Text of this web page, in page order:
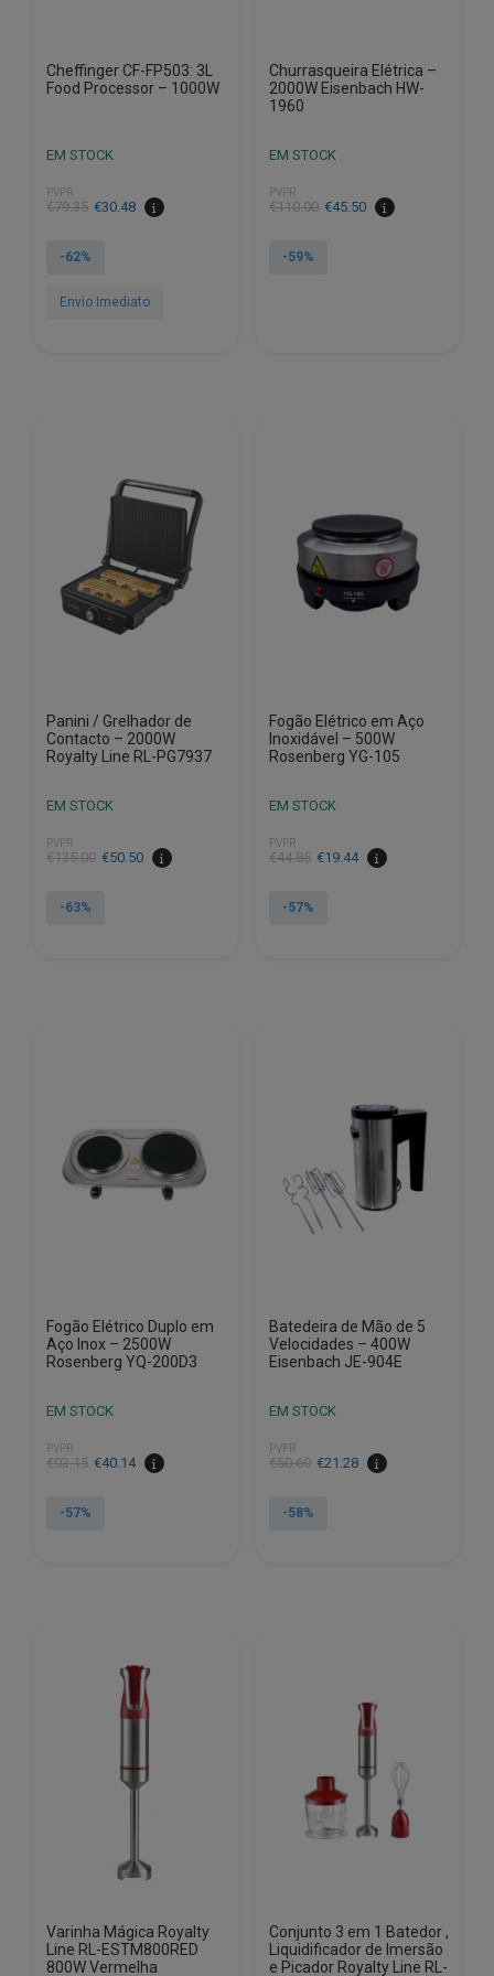
Cheffinger CF-FP503: 3L
Food Processor – 1000W
EM STOCK
PVPR
€79.35
O
original
€79.35.
€30.48
O
atual
€30.48.
-62%
Envio Imediato
Churrasqueira Elétrica –
2000W Eisenbach HW-
1960
EM STOCK
PVPR
€110.00
O
original
€45.50
O
atual
-59%
Panini / Grelhador de
Contacto – 2000W
Royalty Line RL-PG7937
EM STOCK
PVPR
€135.00
O
original
€50.50
O
atual
-63%
Fogão Elétrico em Aço
Inoxidável – 500W
Rosenberg YG-105
EM STOCK
PVPR
€44.85
O
original
€19.44
O
atual
-57%
Fogão Elétrico Duplo em
Aço Inox – 2500W
Rosenberg YQ-200D3
EM STOCK
PVPR
€93.15
O
original
€40.14
O
atual
-57%
Batedeira de Mão de 5
Velocidades – 400W
Eisenbach JE-904E
EM STOCK
PVPR
€50.60
O
original
€21.28
O
atual
-58%
Varinha Mágica Royalty
Line RL-ESTM800RED
800W Vermelha
Conjunto 3 em 1 Batedor ,
Liquidificador de Imersão
e Picador Royalty Line RL-